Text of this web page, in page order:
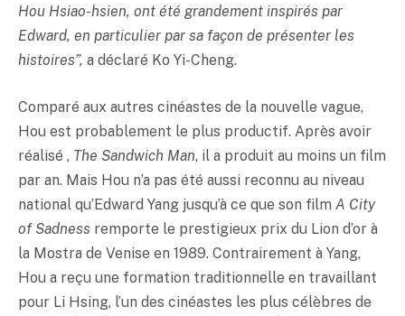
Hou Hsiao-hsien, ont été grandement inspirés par
Edward, en particulier par sa façon de présenter les
histoires”, a déclaré Ko Yi-Cheng.
Comparé aux autres cinéastes de la nouvelle vague,
Hou est probablement le plus productif. Après avoir
réalisé , The Sandwich Man, il a produit au moins un film
par an. Mais Hou n’a pas été aussi reconnu au niveau
national qu’Edward Yang jusqu’à ce que son film A City
of Sadness remporte le prestigieux prix du Lion d’or à
la Mostra de Venise en 1989. Contrairement à Yang,
Hou a reçu une formation traditionnelle en travaillant
pour Li Hsing, l’un des cinéastes les plus célèbres de